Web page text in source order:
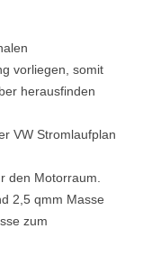
vorliegen, somit
herausfinden
VW Stromlaufplan
den Motorraum.
2,5 qmm Masse
zum